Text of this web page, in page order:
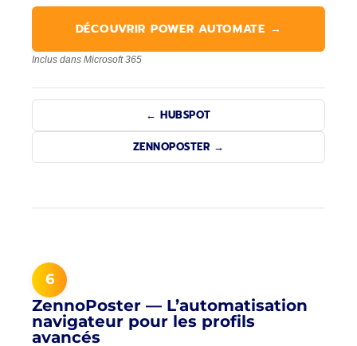
DÉCOUVRIR POWER AUTOMATE →
Inclus dans Microsoft 365
← HUBSPOT
ZENNOPOSTER →
6
ZennoPoster — L’automatisation
navigateur pour les profils
avancés